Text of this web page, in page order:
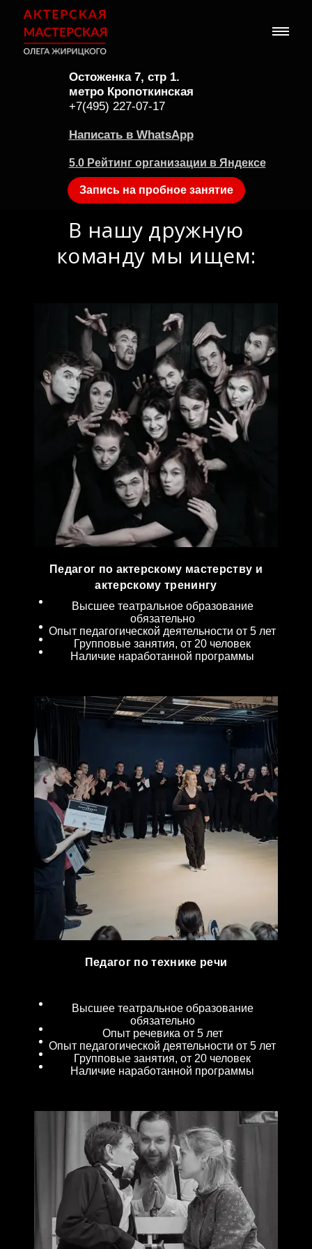
Остоженка 7, стр 1.
метро Кропоткинская
+7(495) 227-07-17
Написать в WhatsApp
5.0 Рейтинг организации в Яндексе
Запись на пробное занятие
В нашу дружную
команду мы ищем:
Педагог по актерскому мастерству и
актерскому тренингу
Высшее театральное образование
обязательно
Опыт педагогической деятельности от 5 лет
Групповые занятия, от 20 человек
Наличие наработанной программы
Педагог по технике речи
Высшее театральное образование
обязательно
Опыт речевика от 5 лет
Опыт педагогической деятельности от 5 лет
Групповые занятия, от 20 человек
Наличие наработанной программы